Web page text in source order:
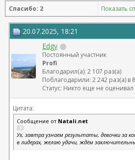
Спасибо: 2 Показать
20.07.2025, 18:21
Edgy
Постоянный участник
Profi
Благодарил(а): 2 107 раз(а)
Поблагодарили: 2 242 раз(а)
Статус: Никто еще не оценивал
Цитата:
Сообщение от Natali.net
Ух, завтра узнаем результаты, девочки за
в лидерах, желаю удачи, ждём